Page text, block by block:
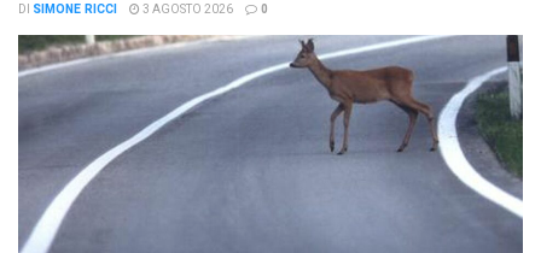
DI SIMONE RICCI 3 AGOSTO 2026 0